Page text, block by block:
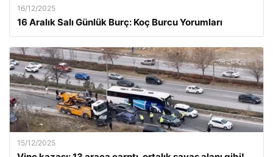
16/12/2025
16 Aralık Salı Günlük Burç: Koç Burcu Yorumları
15/12/2025